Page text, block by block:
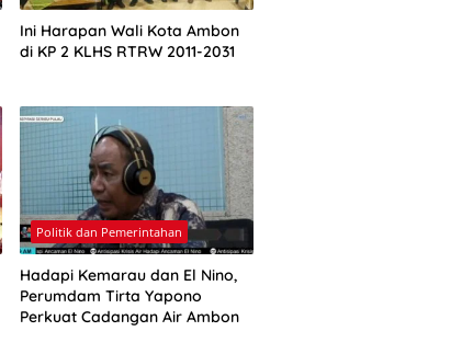
Ini Harapan Wali Kota Ambon
di KP 2 KLHS RTRW 2011-2031
Politik dan Pemerintahan
Hadapi Kemarau dan El Nino,
Perumdam Tirta Yapono
Perkuat Cadangan Air Ambon